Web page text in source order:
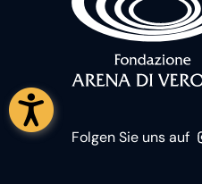
Folgen Sie uns auf